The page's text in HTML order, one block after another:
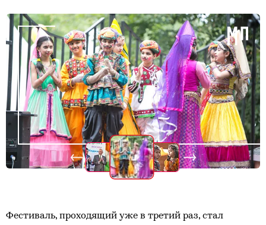
Фестиваль, проходящий уже в третий раз, стал